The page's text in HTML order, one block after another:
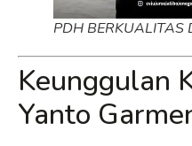
PDH BERKUALITAS
Keunggulan
Yanto